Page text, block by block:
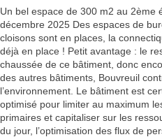
Un bel espace de 300 m2 au 2ème
décembre 2025 Des espaces de
cloisons sont en places, la
déjà en place ! Petit avantage : le
chaussée de ce bâtiment, donc
des autres bâtiments, Bouvreuil
l’environnement. Le bâtiment est
optimisé pour limiter au maximum
primaires et capitaliser sur les
du jour, l’optimisation des flux de